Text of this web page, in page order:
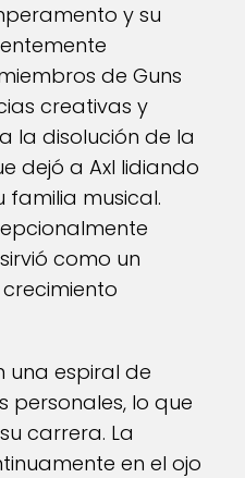
y su
de Guns
creativas y
la disolución de la
dejó a Axl lidiando
musical.
como un
una espiral de
personales, lo que
carrera. La
en el ojo